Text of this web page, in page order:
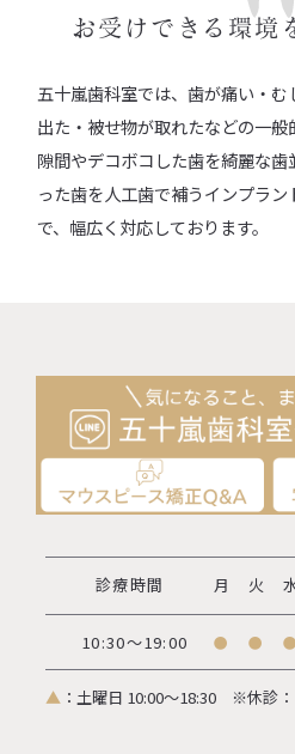
お受けできる環境
五十嵐歯科室では、歯が痛い・
出た・被せ物が取れたなどの一
隙間やデコボコした歯を綺麗な
った歯を人工歯で補うインプラ
で、幅広く対応しております。
診療時間 月 火
10:30～19:00 ● ● ●
▲ ：土曜日 10:00～18:30 ※休診：